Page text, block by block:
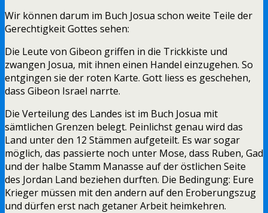
Wir können darum im Buch Josua schon weite Teile der
Gerechtigkeit Gottes sehen:
Die Leute von Gibeon griffen in die Trickkiste und
zwangen Josua, mit ihnen einen Handel einzugehen. So
entgingen sie der roten Karte. Gott liess es geschehen,
dass Gibeon Israel narrte.
Die Verteilung des Landes ist im Buch Josua mit
sämtlichen Grenzen belegt. Peinlichst genau wird das
Land unter den 12 Stämmen aufgeteilt. Es war sogar
möglich, das passierte noch unter Mose, dass Ruben, Gad
und der halbe Stamm Manasse auf der östlichen Seite
des Jordan Land beziehen durften. Die Bedingung: Eure
Krieger müssen mit den andern auf den Eroberungszug
und dürfen erst nach getaner Arbeit heimkehren.